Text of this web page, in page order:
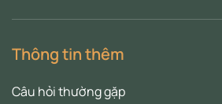
Thông tin thêm
Câu hỏi thường gặp